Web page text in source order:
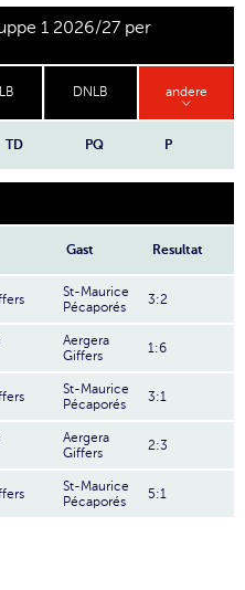
1 2026/27 per
DNLB andere
TD PQ P
Gast Resultat
St-Maurice
Pécaporés
3:2
Aergera
Giffers
1:6
St-Maurice
Pécaporés
3:1
Aergera
Giffers
2:3
St-Maurice
Pécaporés
5:1